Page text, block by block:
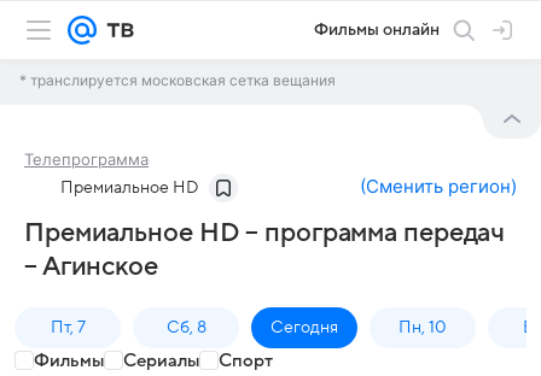
Фильмы онлайн
* транслируется московская сетка вещания
Телепрограмма
Премиальное HD (Сменить регион)
Премиальное HD – программа передач
– Агинское
Пт, 7 Сб, 8 Сегодня Пн, 10
Фильмы Сериалы Спорт